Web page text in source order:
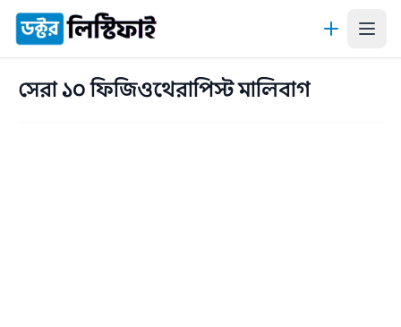
কন্টেন্টে যান
সেরা ১০ ফিজিওথেরাপিস্ট মালিবাগ